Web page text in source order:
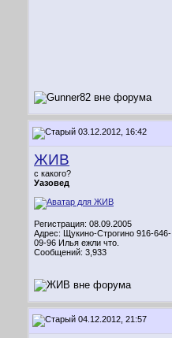
03.12.2012, 16:42
ЖИВ
с какого?
Уазовед
Регистрация: 08.09.2005
Адрес: Щукино-Строгино 916-646-
09-96 Илья ежли что.
Сообщений: 3,933
04.12.2012, 21:57